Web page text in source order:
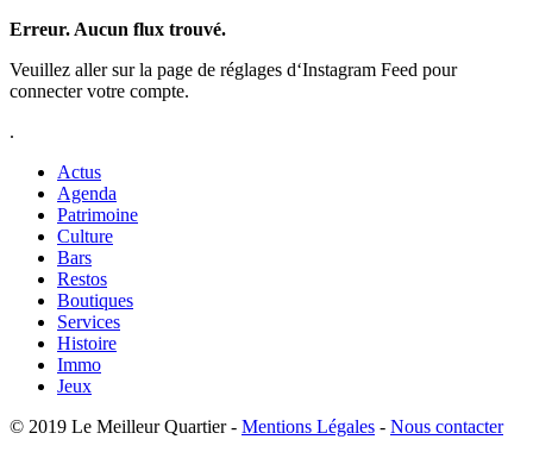
Erreur. Aucun flux trouvé.
Veuillez aller sur la page de réglages d‘Instagram Feed pour
connecter votre compte.
.
Actus
Agenda
Patrimoine
Culture
Bars
Restos
Boutiques
Services
Histoire
Immo
Jeux
© 2019 Le Meilleur Quartier - Mentions Légales - Nous contacter